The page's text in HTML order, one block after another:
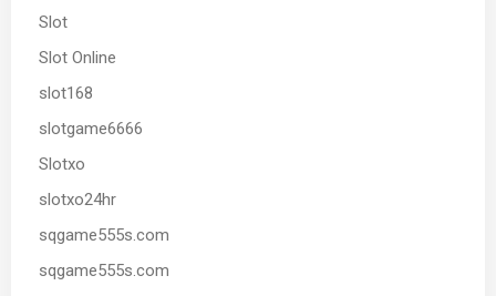
Slot
Slot Online
slot168
slotgame6666
Slotxo
slotxo24hr
sqgame555s.com
sqgame555s.com